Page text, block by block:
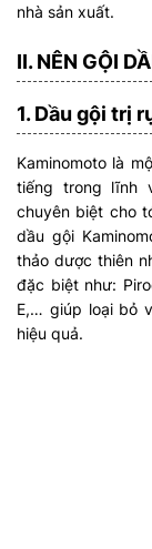
nhà sản xuất.
II. NÊN GỘI
1. Dầu gội trị
Kaminomoto là
tiếng trong lĩnh
chuyên biệt cho
dầu gội
thảo dược thiên
đặc biệt như:
E,… giúp loại bỏ
hiệu quả.